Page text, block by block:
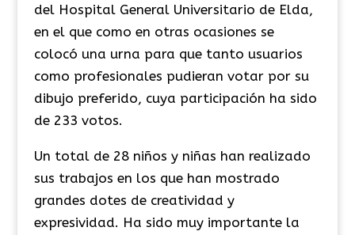
del Hospital General Universitario de Elda,
en el que como en otras ocasiones se
colocó una urna para que tanto usuarios
como profesionales pudieran votar por su
dibujo preferido, cuya participación ha sido
de 233 votos.
Un total de 28 niños y niñas han realizado
sus trabajos en los que han mostrado
grandes dotes de creatividad y
expresividad. Ha sido muy importante la